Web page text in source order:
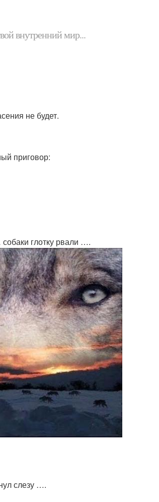
внутренний мир...
не будет.
приговор:
глотку рвали ….
слезу ….